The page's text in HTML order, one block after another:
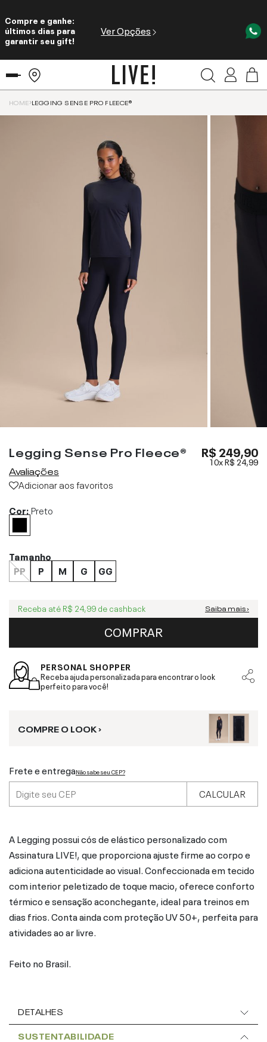
Compre e ganhe:
últimos dias para
garantir seu gift!
Ver Opções
HOME LEGGING SENSE PRO FLEECE®
Legging Sense Pro Fleece®
Avaliações
Adicionar aos favoritos
R$ 249,90
10xR$ 24,99
Cor:Preto
Tamanho
PP
P M G GG
Receba até R$ 24,99 de cashback Saiba mais ›
COMPRAR
PERSONAL SHOPPER
Receba ajuda personalizada para encontrar o look
perfeito para você!
COMPRE O LOOK ›
Frete e entregaNão sabe seu CEP?
CALCULAR
A Legging possui cós de elástico personalizado com
Assinatura LIVE!, que proporciona ajuste firme ao corpo e
adiciona autenticidade ao visual. Confeccionada em tecido
com interior peletizado de toque macio, oferece conforto
térmico e sensação aconchegante, ideal para treinos em
dias frios. Conta ainda com proteção UV 50+, perfeita para
atividades ao ar livre.
Feito no Brasil.
DETALHES
SUSTENTABILIDADE